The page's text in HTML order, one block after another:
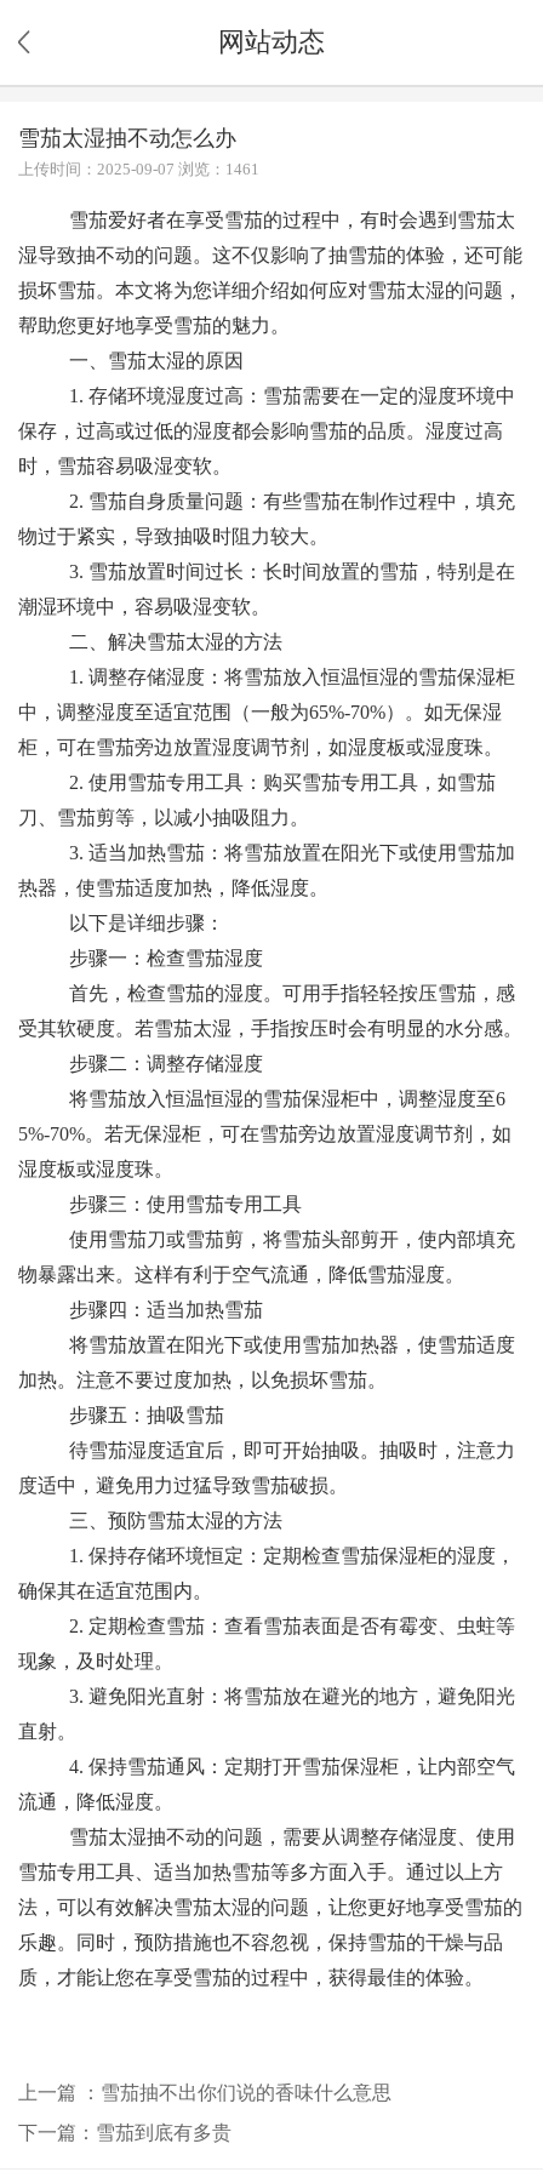
网站动态
雪茄太湿抽不动怎么办
上传时间：2025-09-07 浏览：1461
雪茄爱好者在享受雪茄的过程中，有时会遇到雪茄太
湿导致抽不动的问题。这不仅影响了抽雪茄的体验，还可能
损坏雪茄。本文将为您详细介绍如何应对雪茄太湿的问题，
帮助您更好地享受雪茄的魅力。
一、雪茄太湿的原因
1. 存储环境湿度过高：雪茄需要在一定的湿度环境中
保存，过高或过低的湿度都会影响雪茄的品质。湿度过高
时，雪茄容易吸湿变软。
2. 雪茄自身质量问题：有些雪茄在制作过程中，填充
物过于紧实，导致抽吸时阻力较大。
3. 雪茄放置时间过长：长时间放置的雪茄，特别是在
潮湿环境中，容易吸湿变软。
二、解决雪茄太湿的方法
1. 调整存储湿度：将雪茄放入恒温恒湿的雪茄保湿柜
中，调整湿度至适宜范围（一般为65%-70%）。如无保湿
柜，可在雪茄旁边放置湿度调节剂，如湿度板或湿度珠。
2. 使用雪茄专用工具：购买雪茄专用工具，如雪茄
刀、雪茄剪等，以减小抽吸阻力。
3. 适当加热雪茄：将雪茄放置在阳光下或使用雪茄加
热器，使雪茄适度加热，降低湿度。
以下是详细步骤：
步骤一：检查雪茄湿度
首先，检查雪茄的湿度。可用手指轻轻按压雪茄，感
受其软硬度。若雪茄太湿，手指按压时会有明显的水分感。
步骤二：调整存储湿度
将雪茄放入恒温恒湿的雪茄保湿柜中，调整湿度至6
5%-70%。若无保湿柜，可在雪茄旁边放置湿度调节剂，如
湿度板或湿度珠。
步骤三：使用雪茄专用工具
使用雪茄刀或雪茄剪，将雪茄头部剪开，使内部填充
物暴露出来。这样有利于空气流通，降低雪茄湿度。
步骤四：适当加热雪茄
将雪茄放置在阳光下或使用雪茄加热器，使雪茄适度
加热。注意不要过度加热，以免损坏雪茄。
步骤五：抽吸雪茄
待雪茄湿度适宜后，即可开始抽吸。抽吸时，注意力
度适中，避免用力过猛导致雪茄破损。
三、预防雪茄太湿的方法
1. 保持存储环境恒定：定期检查雪茄保湿柜的湿度，
确保其在适宜范围内。
2. 定期检查雪茄：查看雪茄表面是否有霉变、虫蛀等
现象，及时处理。
3. 避免阳光直射：将雪茄放在避光的地方，避免阳光
直射。
4. 保持雪茄通风：定期打开雪茄保湿柜，让内部空气
流通，降低湿度。
雪茄太湿抽不动的问题，需要从调整存储湿度、使用
雪茄专用工具、适当加热雪茄等多方面入手。通过以上方
法，可以有效解决雪茄太湿的问题，让您更好地享受雪茄的
乐趣。同时，预防措施也不容忽视，保持雪茄的干燥与品
质，才能让您在享受雪茄的过程中，获得最佳的体验。
上一篇 ：雪茄抽不出你们说的香味什么意思
下一篇：雪茄到底有多贵